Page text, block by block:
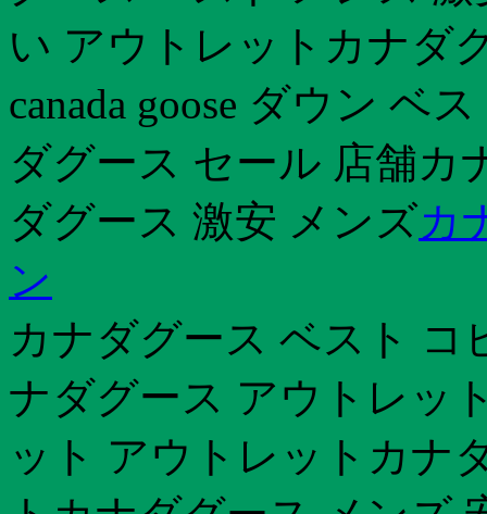
い アウトレットカナダ
canada goose ダウン ベ
ダグース セール 店舗カ
ダグース 激安 メンズカ
ン
カナダグース ベスト コ
ナダグース アウトレッ
ット アウトレットカナ